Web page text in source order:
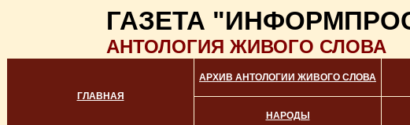
ГАЗЕТА
АНТОЛОГИЯ ЖИВОГО СЛОВА
ГЛАВНАЯ
АРХИВ АНТОЛОГИИ ЖИВОГО СЛОВА
НАРОДЫ